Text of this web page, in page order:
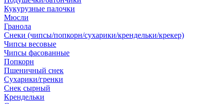
Кукурузные палочки
Мюсли
Гранола
Снеки (чипсы/попкорн/сухарики/крендельки/крекер)
Чипсы весовые
Чипсы фасованные
Попкорн
Пшеничный снек
Сухарики/гренки
Снек сырный
Крендельки